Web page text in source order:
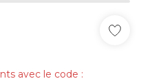
avec le code :